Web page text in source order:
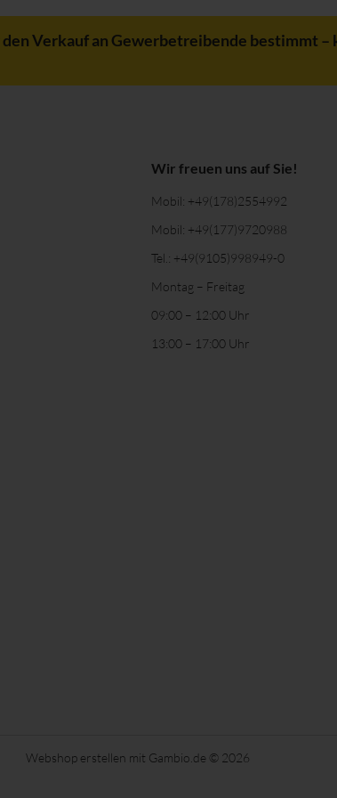
Verkauf an Gewerbetreibende bestimmt –
Wir freuen uns auf Sie!
Mobil: +49(178)2554992
Mobil: +49(177)9720988
Tel.: +49(9105)998949-0
Montag – Freitag
09:00 – 12:00 Uhr
13:00 – 17:00 Uhr
Webshop erstellen mit Gambio.de © 2026